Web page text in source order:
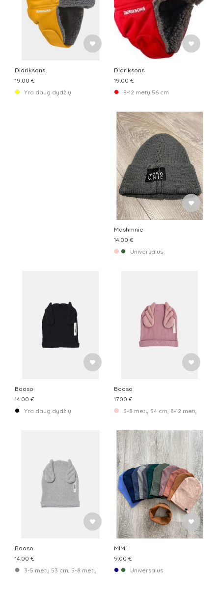
Didriksons
19.00 €
Yra daug dydžių
Didriksons
19.00 €
8-12 metų 56 cm
Mashmnie
14.00 €
Universalus
Booso
14.00 €
Yra daug dydžių
Booso
17.00 €
5-8 metų 54 cm, 8-12 metų 56 cm
Booso
14.00 €
3-5 metų 53 cm, 5-8 metų 54 cm, 8-12 metų 56 cm
MIMI
9.00 €
Universalus